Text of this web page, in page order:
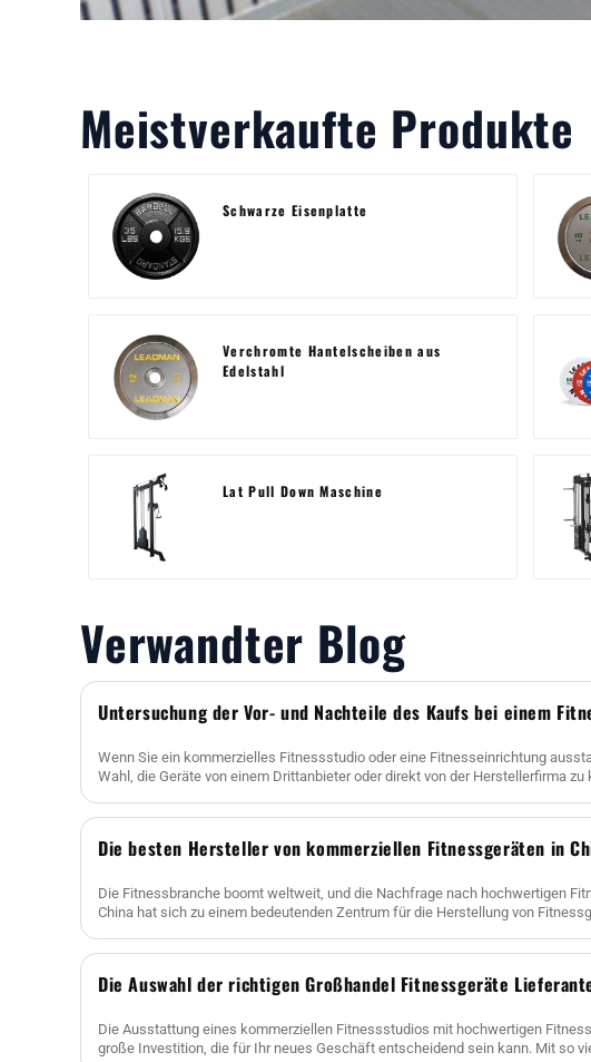
Meistverkaufte Produkte
Schwarze Eisenplatte
Verchromte Hantelscheiben aus
Edelstahl
Lat Pull Down Maschine
Verwandter Blog
Wenn Sie ein kommerzielles Fitnessstudio oder eine Fitnesseinrichtung
Wahl, die Geräte von einem Drittanbieter oder direkt von der Herstellerfirma zu
Die besten Hersteller von kommerziellen Fitnessgeräten in
Die Fitnessbranche boomt weltweit, und die Nachfrage nach hochwertigen
China hat sich zu einem bedeutenden Zentrum für die Herstellung von
Die Ausstattung eines kommerziellen Fitnessstudios mit hochwertigen
große Investition, die für Ihr neues Geschäft entscheidend sein kann. Mit so